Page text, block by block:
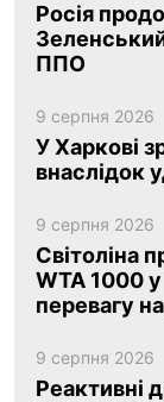
Росія
ППО
9 серпня 2026
У Харкові
внаслідок
9 серпня 2026
Світоліна
WTA 1000
перевагу
9 серпня 2026
Реактивні